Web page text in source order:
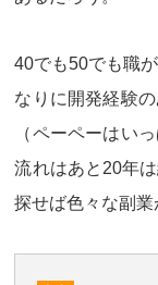
40でも50でも職
なりに開発経験
（ペーペーはい
流れはあと20年
探せば色々な副業